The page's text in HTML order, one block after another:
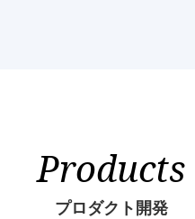
Products
プロダクト開発